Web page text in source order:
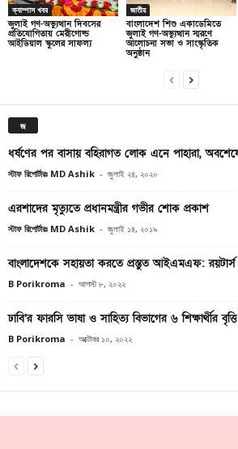
ক্যাম্পাস খবর
জুলাই গণ-অভ্যুত্থান দিবসের
প্রতিযোগিতায় মেরীগোল্ড
আইডিয়াল স্কুলের সাফল্য
জাতীয়
বাংলাদেশ শিশু একাডেমিতে
জুলাই গণ-অভ্যুত্থান স্মরণে
আলোচনা সভা ও সাংস্কৃতিক
অনুষ্ঠান
জ
ধর্ষণের পর বাসায় বহিরাগত লোক এনে পাহারা,
স্টাফ রিপোর্টারঃ MD Ashik - জুলাই ২৪, ২০২০
এরশাদের মৃত্যুতে প্রধানমন্ত্রীর গভীর শোক প্রকাশ
স্টাফ রিপোর্টারঃ MD Ashik - জুলাই ১৪, ২০১৯
বাংলাদেশকে সহায়তা করতে প্রস্তুত আইএমএফ: রয়টার্স
B Porikroma - আগস্ট ৮, ২০২২
ঢাবি’র ফারসি ভাষা ও সাহিত্য বিভাগের ৬ শিক্ষার্থীর
B Porikroma - অক্টোবর ১০, ২০২২